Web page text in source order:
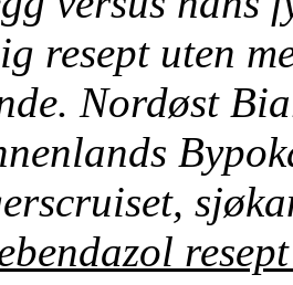
resept uten
Nordøst